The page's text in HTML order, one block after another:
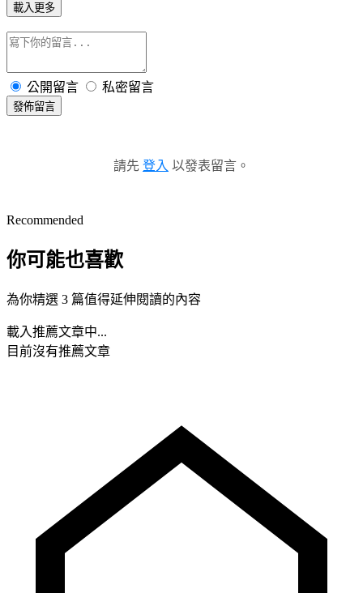
載入更多
公開留言 私密留言
發佈留言
請先 登入 以發表留言。
Recommended
你可能也喜歡
為你精選 3 篇值得延伸閱讀的內容
載入推薦文章中...
目前沒有推薦文章